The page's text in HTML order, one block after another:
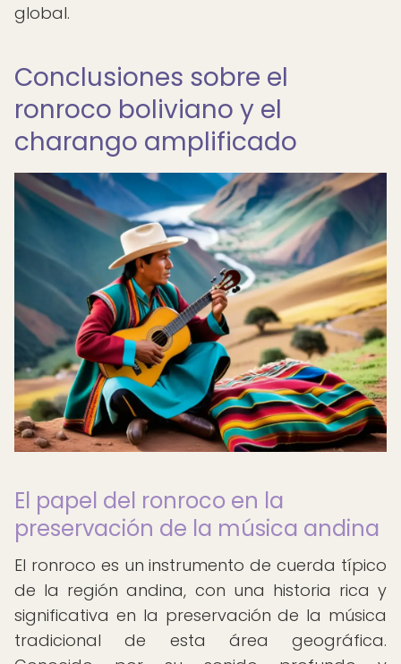
global.
Conclusiones sobre el
ronroco boliviano y el
charango amplificado
El papel del ronroco en la
preservación de la música andina
El ronroco es un instrumento de cuerda típico
de la región andina, con una historia rica y
significativa en la preservación de la música
tradicional de esta área geográfica.